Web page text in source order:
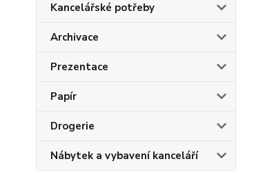
Kancelářské potřeby
Archivace
Prezentace
Papír
Drogerie
Nábytek a vybavení kanceláří